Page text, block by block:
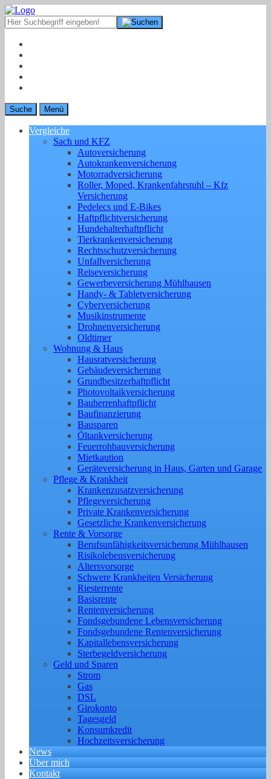
Suche Menü
Vergleiche
Sach und KFZ
Autoversicherung
Autokrankenversicherung
Motorradversicherung
Roller, Moped, Krankenfahrstuhl – Kfz
Versicherung
Pedelecs und E-Bikes
Haftpflichtversicherung
Hundehalterhaftpflicht
Tierkrankenversicherung
Rechtsschutzversicherung
Unfallversicherung
Reiseversicherung
Gewerbeversicherung Mühlhausen
Handy- & Tabletversicherung
Cyberversicherung
Musikinstrumente
Drohnenversicherung
Oldtimer
Wohnung & Haus
Hausratversicherung
Gebäudeversicherung
Grundbesitzerhaftpflicht
Photovoltaikversicherung
Bauherrenhaftpflicht
Baufinanzierung
Bausparen
Öltankversicherung
Feuerrohbauversicherung
Mietkaution
Geräteversicherung in Haus, Garten und Garage
Pflege & Krankheit
Krankenzusatzversicherung
Pflegeversicherung
Private Krankenversicherung
Gesetzliche Krankenversicherung
Rente & Vorsorge
Berufs­unfähigkeitsversicherung Mühlhausen
Risikolebensversicherung
Altersvorsorge
Schwere Krankheiten Versicherung
Riesterrente
Basisrente
Rentenversicherung
Fondsgebundene Lebensversicherung
Fondsgebundene Rentenversicherung
Kapitallebensversicherung
Sterbegeldversicherung
Geld und Sparen
Strom
Gas
DSL
Girokonto
Tagesgeld
Konsumkredit
Hochzeitsversicherung
News
Über mich
Kontakt